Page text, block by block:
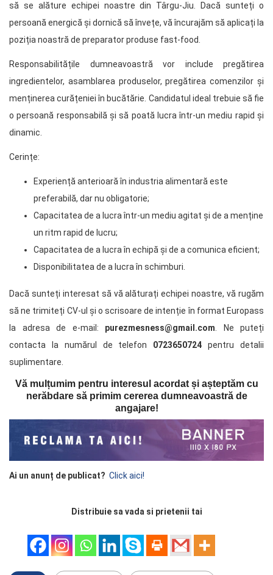
să se alăture echipei noastre din Târgu-Jiu. Dacă sunteți o
persoană energică și dornică să învețe, vă încurajăm să aplicați la
poziția noastră de preparator produse fast-food.
Responsabilitățile dumneavoastră vor include pregătirea
ingredientelor, asamblarea produselor, pregătirea comenzilor și
menținerea curățeniei în bucătărie. Candidatul ideal trebuie să fie
o persoană responsabilă și să poată lucra într-un mediu rapid și
dinamic.
Cerințe:
Experiență anterioară în industria alimentară este
preferabilă, dar nu obligatorie;
Capacitatea de a lucra într-un mediu agitat și de a menține
un ritm rapid de lucru;
Capacitatea de a lucra în echipă și de a comunica eficient;
Disponibilitatea de a lucra în schimburi.
Dacă sunteți interesat să vă alăturați echipei noastre, vă rugăm
să ne trimiteți CV-ul și o scrisoare de intenție în format Europass
la adresa de e-mail: purezmesness@gmail.com. Ne puteți
contacta la numărul de telefon 0723650724 pentru detalii
suplimentare.
Vă mulțumim pentru interesul acordat și așteptăm cu
nerăbdare să primim cererea dumneavoastră de
angajare!
Ai un anunț de publicat? Click aici!
Distribuie sa vada si prietenii tai